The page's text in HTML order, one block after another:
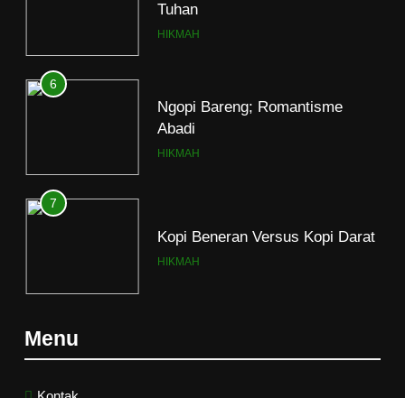
Tuhan
HIKMAH
6
Ngopi Bareng; Romantisme
Abadi
HIKMAH
7
Kopi Beneran Versus Kopi Darat
HIKMAH
Menu